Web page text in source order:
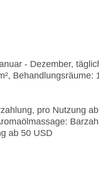
- Dezember,
Behandlungsräume:
pro Nutzung
ab 50 USD